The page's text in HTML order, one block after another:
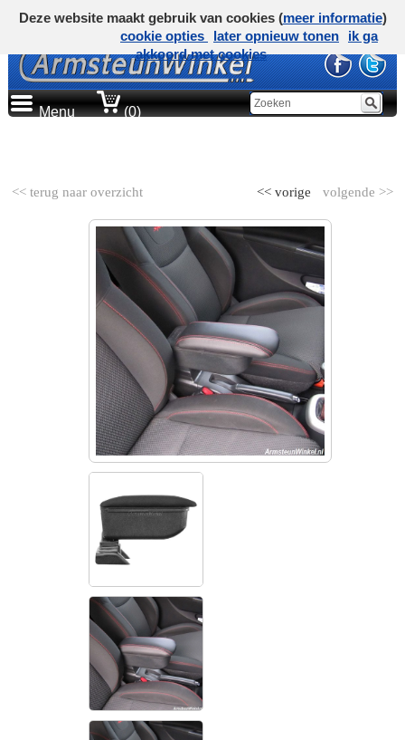
Menu (0)
<< terug naar overzicht volgende >>
<< vorige
Deze website maakt gebruik van cookies (meer informatie)
cookie opties
later opnieuw tonen
ik ga
akkoord met cookies